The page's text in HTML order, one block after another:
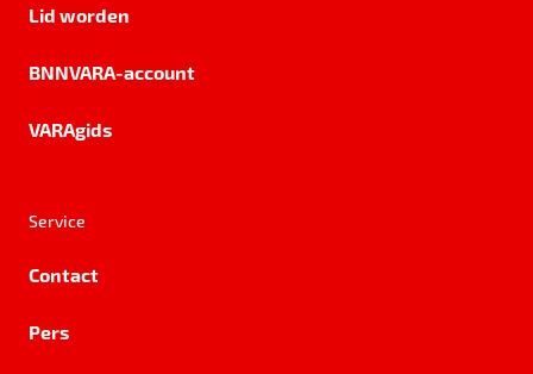
Lid worden
BNNVARA-account
VARAgids
Service
Contact
Pers